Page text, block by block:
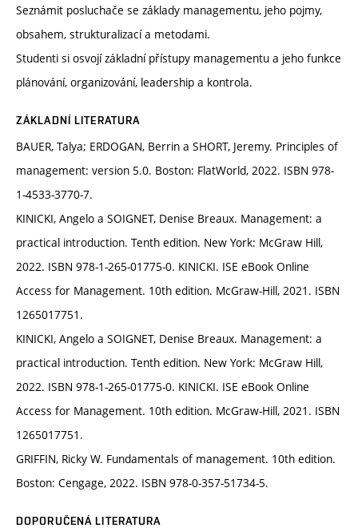
Seznámit posluchače se základy managementu, jeho pojmy,
obsahem, strukturalizací a metodami.
Studenti si osvojí základní přístupy managementu a jeho funkce
plánování, organizování, leadership a kontrola.
ZÁKLADNÍ LITERATURA
BAUER, Talya; ERDOGAN, Berrin a SHORT, Jeremy. Principles of
management: version 5.0. Boston: FlatWorld, 2022. ISBN 978-
1-4533-3770-7.
KINICKI, Angelo a SOIGNET, Denise Breaux. Management: a
practical introduction. Tenth edition. New York: McGraw Hill,
2022. ISBN 978-1-265-01775-0. KINICKI. ISE eBook Online
Access for Management. 10th edition. McGraw-Hill, 2021. ISBN
1265017751.
KINICKI, Angelo a SOIGNET, Denise Breaux. Management: a
practical introduction. Tenth edition. New York: McGraw Hill,
2022. ISBN 978-1-265-01775-0. KINICKI. ISE eBook Online
Access for Management. 10th edition. McGraw-Hill, 2021. ISBN
1265017751.
GRIFFIN, Ricky W. Fundamentals of management. 10th edition.
Boston: Cengage, 2022. ISBN 978-0-357-51734-5.
DOPORUČENÁ LITERATURA